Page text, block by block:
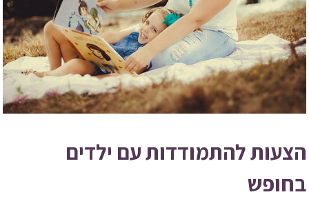
הצעות להתמודדות עם ילדים
בחופש